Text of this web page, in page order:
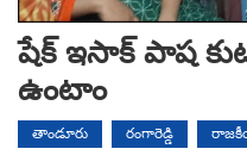
షేక్ ఇసాక్‌ పాష
ఉంటాం
తాండూరు రంగారెడ్డి